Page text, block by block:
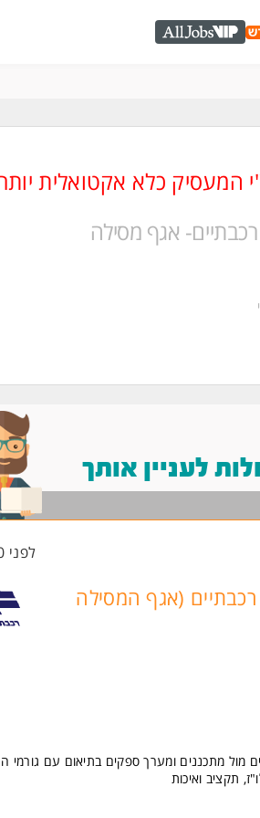
AllJobs VIP
המעסיק כלא אקטואלית
אגף מסילה
לעניין אותך
לפני 20 שעות
(אגף המסילה
מול מתכננים ומערך ספקים בתיאום עם גורמי
תקציב ואיכות